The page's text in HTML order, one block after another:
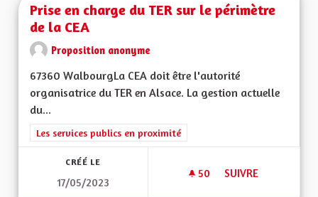
Prise en charge du TER sur le périmètre
de la CEA
Proposition anonyme
67360 WalbourgLa CEA doit être l'autorité
organisatrice du TER en Alsace. La gestion actuelle
du...
Filtrer les résultats de la catégorie : Les services publics en
Les services publics en proximité
CRÉÉ LE
17/05/2023
50 50 ABONNÉS
SUIVRE